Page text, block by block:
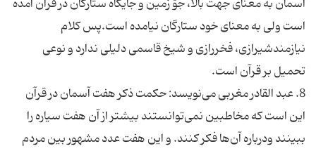
آسمان به معنای جهت بالا، جوّ زمین و جایگاه ستارگان در قرآن آمده
است ولی به معنای خود ستارگان نیامده است.پس کلام
نیازمندشیرازی، فخررازی و شیخ قاسمی دلیلی ندارد و نوعی
تحمیل بر قرآن است.
8. عبد القادر مغربی می‌نویسد: حکمت ذکر هفت آسمان در قرآن
این است که مخاطبین نمی‌توانستند بیشتر از آن هفت سیاره را
ببینند ودرباره آن‌ها فکر کنند. و این هفت عدد مشهور بین مردم